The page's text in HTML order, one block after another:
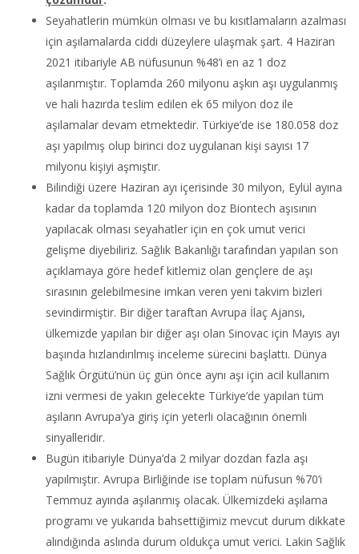
Seyahatlerin mümkün olması ve bu kısıtlamaların azalması
için aşılamalarda ciddi düzeylere ulaşmak şart. 4 Haziran
2021 itibariyle AB nüfusunun %48’i en az 1 doz
aşılanmıştır. Toplamda 260 milyonu aşkın aşı uygulanmış
ve hali hazırda teslim edilen ek 65 milyon doz ile
aşılamalar devam etmektedir. Türkiye’de ise 180.058 doz
aşı yapılmış olup birinci doz uygulanan kişi sayısı 17
milyonu kişiyi aşmıştır.
Bilindiği üzere Haziran ayı içerisinde 30 milyon, Eylül ayına
kadar da toplamda 120 milyon doz Biontech aşısının
yapılacak olması seyahatler için en çok umut verici
gelişme diyebiliriz. Sağlık Bakanlığı tarafından yapılan son
açıklamaya göre hedef kitlemiz olan gençlere de aşı
sırasının gelebilmesine imkan veren yeni takvim bizleri
sevindirmiştir. Bir diğer taraftan Avrupa İlaç Ajansı,
ülkemizde yapılan bir diğer aşı olan Sinovac için Mayıs ayı
başında hızlandırılmış inceleme sürecini başlattı. Dünya
Sağlık Örgütü’nün üç gün önce aynı aşı için acil kullanım
izni vermesi de yakın gelecekte Türkiye’de yapılan tüm
aşıların Avrupa’ya giriş için yeterli olacağının önemli
sinyalleridir.
Bugün itibariyle Dünya’da 2 milyar dozdan fazla aşı
yapılmıştır. Avrupa Birliğinde ise toplam nüfusun %70’i
Temmuz ayında aşılanmış olacak. Ülkemizdeki aşılama
programı ve yukarıda bahsettiğimiz mevcut durum dikkate
alındığında aslında durum oldukça umut verici. Lakin Sağlık